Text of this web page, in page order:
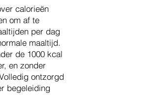
calorieën
om af te
per dag
maaltijd.
de 1000 kcal
en zonder
ontzorgd
begeleiding